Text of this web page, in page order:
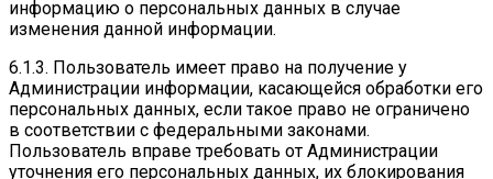
информацию о персональных данных в случае
изменения данной информации.
6.1.3. Пользователь имеет право на получение у
Администрации информации, касающейся обработки его
персональных данных, если такое право не ограничено
в соответствии с федеральными законами.
Пользователь вправе требовать от Администрации
уточнения его персональных данных, их блокирования